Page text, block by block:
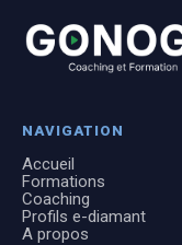
NAVIGATION
Accueil
Formations
Coaching
Profils e-diamant
A propos